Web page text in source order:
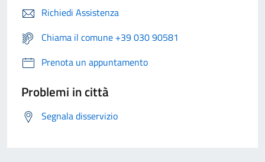
Richiedi Assistenza
Chiama il comune +39 030 90581
Prenota un appuntamento
Problemi in città
Segnala disservizio